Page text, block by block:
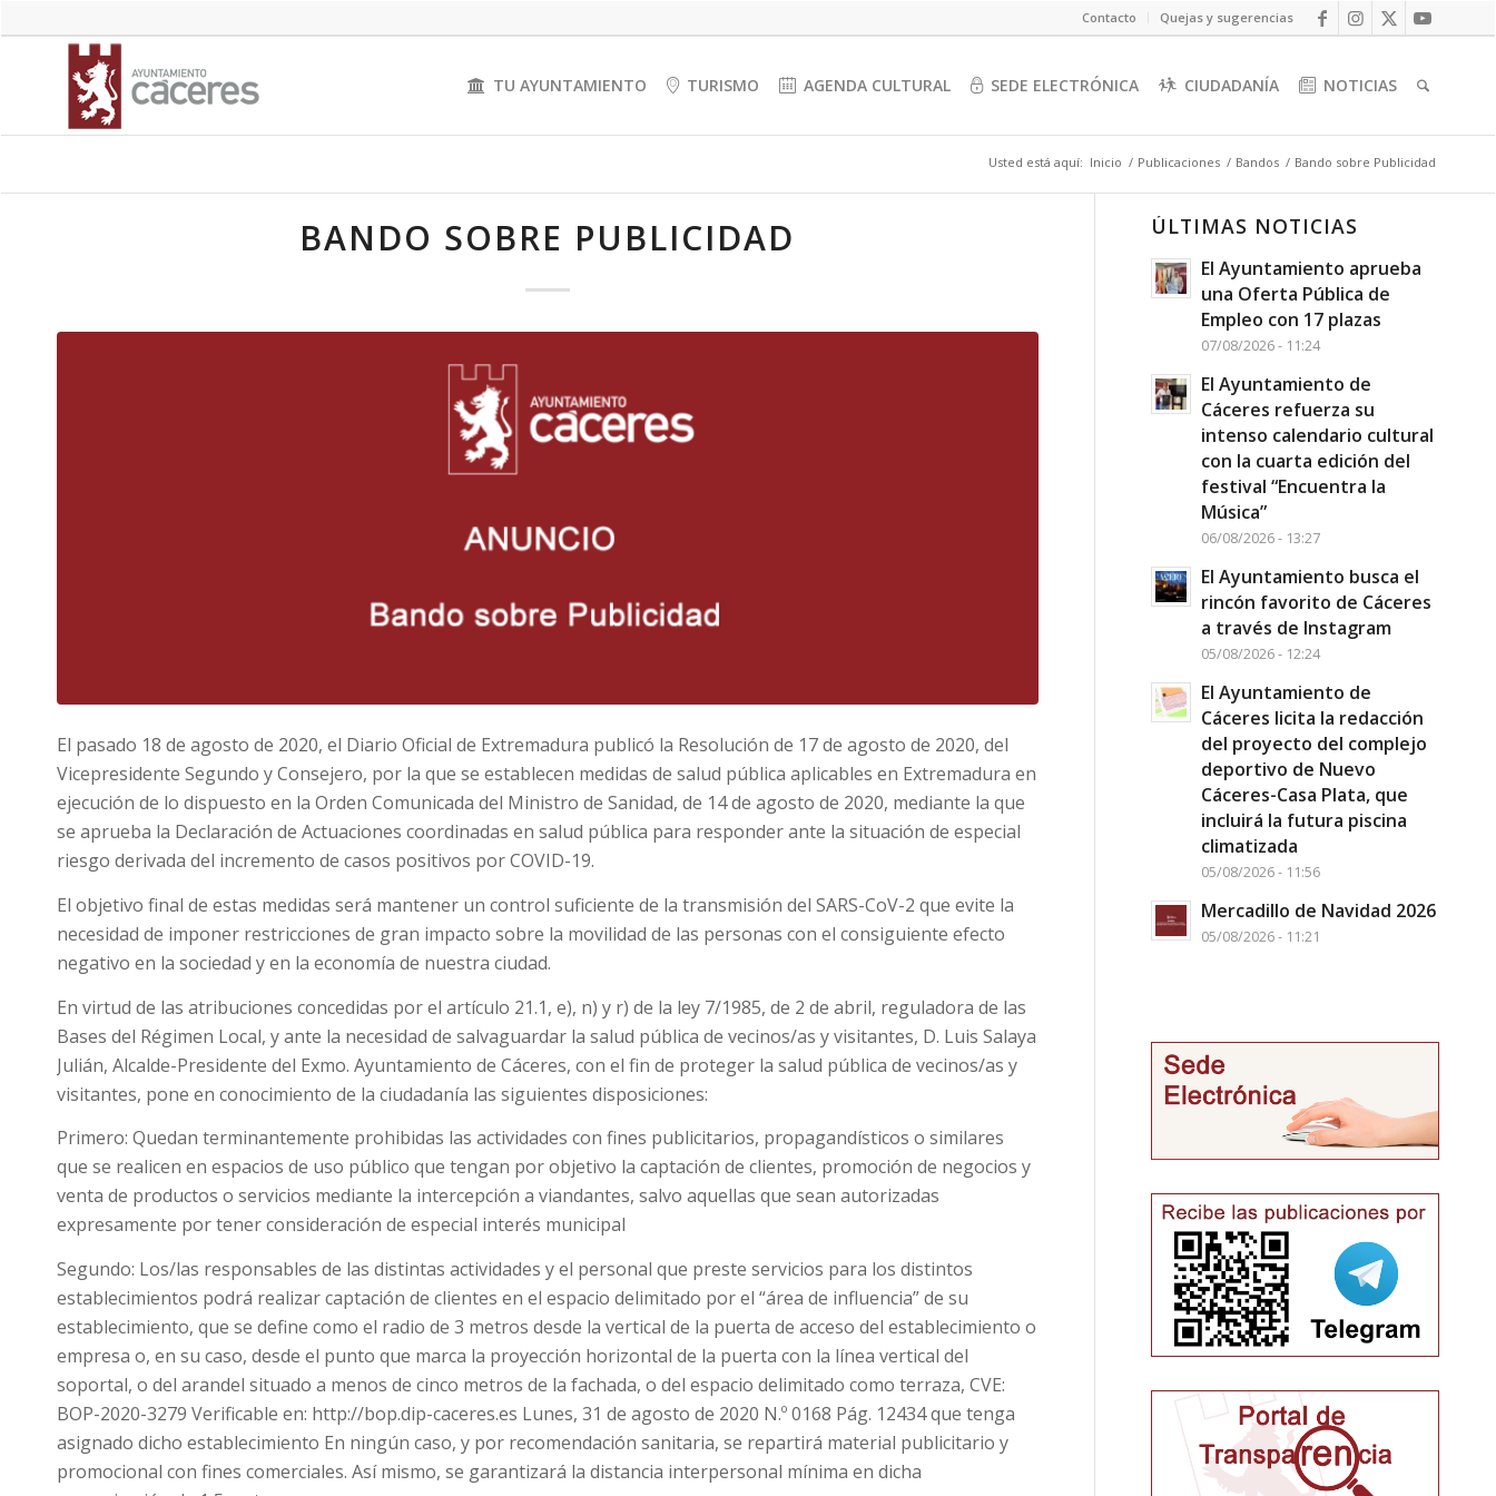
Contacto Quejas y sugerencias
TU AYUNTAMIENTO TURISMO AGENDA CULTURAL SEDE ELECTRÓNICA CIUDADANÍA NOTICIAS
Usted está aquí: Inicio / Publicaciones / Bandos / Bando sobre Publicidad
BANDO SOBRE PUBLICIDAD
El pasado 18 de agosto de 2020, el Diario Oficial de Extremadura publicó la Resolución de 17 de agosto de 2020, del
Vicepresidente Segundo y Consejero, por la que se establecen medidas de salud pública aplicables en Extremadura en
ejecución de lo dispuesto en la Orden Comunicada del Ministro de Sanidad, de 14 de agosto de 2020, mediante la que
se aprueba la Declaración de Actuaciones coordinadas en salud pública para responder ante la situación de especial
riesgo derivada del incremento de casos positivos por COVID-19.
El objetivo final de estas medidas será mantener un control suficiente de la transmisión del SARS-CoV-2 que evite la
necesidad de imponer restricciones de gran impacto sobre la movilidad de las personas con el consiguiente efecto
negativo en la sociedad y en la economía de nuestra ciudad.
En virtud de las atribuciones concedidas por el artículo 21.1, e), n) y r) de la ley 7/1985, de 2 de abril, reguladora de las
Bases del Régimen Local, y ante la necesidad de salvaguardar la salud pública de vecinos/as y visitantes, D. Luis Salaya
Julián, Alcalde-Presidente del Exmo. Ayuntamiento de Cáceres, con el fin de proteger la salud pública de vecinos/as y
visitantes, pone en conocimiento de la ciudadanía las siguientes disposiciones:
Primero: Quedan terminantemente prohibidas las actividades con fines publicitarios, propagandísticos o similares
que se realicen en espacios de uso público que tengan por objetivo la captación de clientes, promoción de negocios y
venta de productos o servicios mediante la intercepción a viandantes, salvo aquellas que sean autorizadas
expresamente por tener consideración de especial interés municipal
Segundo: Los/las responsables de las distintas actividades y el personal que preste servicios para los distintos
establecimientos podrá realizar captación de clientes en el espacio delimitado por el “área de influencia” de su
establecimiento, que se define como el radio de 3 metros desde la vertical de la puerta de acceso del establecimiento o
empresa o, en su caso, desde el punto que marca la proyección horizontal de la puerta con la línea vertical del
soportal, o del arandel situado a menos de cinco metros de la fachada, o del espacio delimitado como terraza, CVE:
BOP-2020-3279 Verificable en: http://bop.dip-caceres.es Lunes, 31 de agosto de 2020 N.º 0168 Pág. 12434 que tenga
asignado dicho establecimiento En ningún caso, y por recomendación sanitaria, se repartirá material publicitario y
promocional con fines comerciales. Así mismo, se garantizará la distancia interpersonal mínima en dicha
ÚLTIMAS NOTICIAS
El Ayuntamiento aprueba
una Oferta Pública de
Empleo con 17 plazas
07/08/2026 - 11:24
El Ayuntamiento de
Cáceres refuerza su
intenso calendario cultural
con la cuarta edición del
festival “Encuentra la
Música”
06/08/2026 - 13:27
El Ayuntamiento busca el
rincón favorito de Cáceres
a través de Instagram
05/08/2026 - 12:24
El Ayuntamiento de
Cáceres licita la redacción
del proyecto del complejo
deportivo de Nuevo
Cáceres-Casa Plata, que
incluirá la futura piscina
climatizada
05/08/2026 - 11:56
Mercadillo de Navidad 2026
05/08/2026 - 11:21